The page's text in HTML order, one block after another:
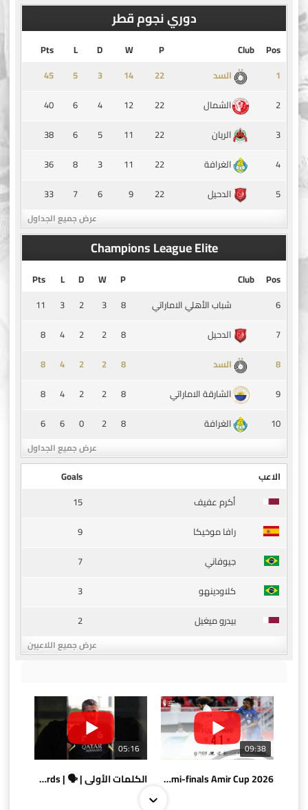
دوري نجوم قطر
Pos
Club
P
W
D
L
Pts
1
السد ‏22
14
3
5
45
2
الشمال 22
12
4
6
40
3
الريان 22
11
5
6
38
4
الغرافة 22
11
3
8
36
5
الدحيل 22
9
6
7
33
عرض جميع الجداول
Champions League Elite
Pos
Club
P
W
D
L
Pts
6
شباب الأهلي الاماراتي 8
3
2
3
11
7
الدحيل 8
2
2
4
8
8
السد 8
2
2
4
8
9
الشارقة الاماراتي 8
2
2
4
8
10
الغرافة 8
2
0
6
6
عرض جميع الجداول
الاعب
Goals
أكرم عفيف
15
رافا موخيكا
9
جيوفاني
7
كلاودينهو
3
بيدرو ميغيل
2
عرض جميع اللاعبين
05:16
الكلمات الأولى | 🗣 | First words
09:38
AlSadd 4/1 AlDuhail - Semi-finals Amir Cup 2026 #السد/ الدحيل